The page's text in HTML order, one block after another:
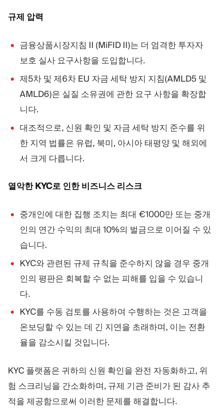
규제 압력
금융상품시장지침 II (MiFID II)는 더 엄격한 투자자
보호 실사 요구사항을 도입합니다.
제5차 및 제6차 EU 자금 세탁 방지 지침(AMLD5 및
AMLD6)은 실질 소유권에 관한 요구 사항을 확장합
니다.
대조적으로, 신원 확인 및 자금 세탁 방지 준수를 위
한 지역 법률은 유럽, 북미, 아시아 태평양 및 해외에
서 크게 다릅니다.
열악한 KYC로 인한 비즈니스 리스크
중개인에 대한 집행 조치는 최대 €1000만 또는 중개
인의 연간 수익의 최대 10%의 벌금으로 이어질 수 있
습니다.
KYC와 관련된 규제 규칙을 준수하지 않을 경우 중개
인의 평판은 회복할 수 없는 피해를 입을 수 있습니
다.
KYC를 수동 검토를 사용하여 수행하는 것은 고객을
온보딩할 수 있는 데 긴 지연을 초래하며, 이는 전환
율을 감소시킬 것입니다.
KYC 플랫폼은 귀하의 신원 확인을 완전 자동화하고, 위
험 스크리닝을 간소화하며, 규제 기관 준비가 된 감사 추
적을 제공함으로써 이러한 문제를 해결합니다.